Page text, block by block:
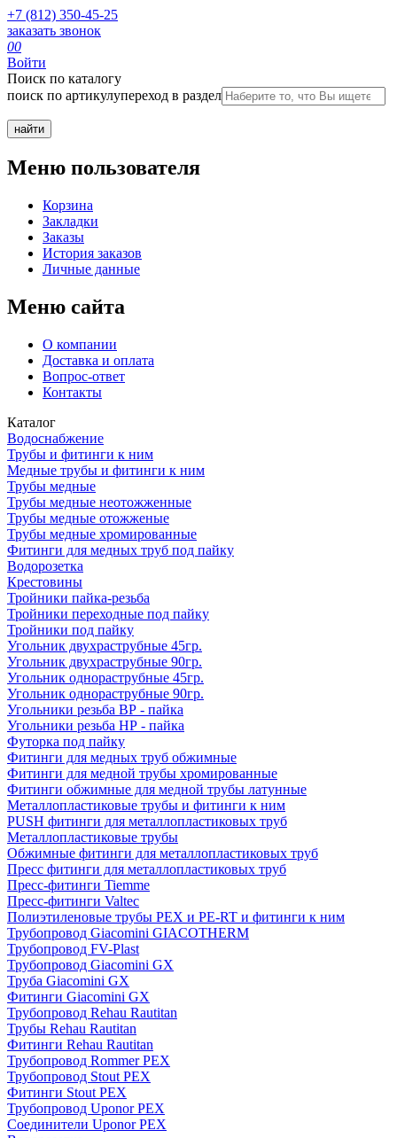
+7 (812) 350-45-25
заказать звонок
00
Войти
Поиск по каталогу
поиск по артикулупереход в раздел
Меню пользователя
Корзина
Закладки
Заказы
История заказов
Личные данные
Меню сайта
О компании
Доставка и оплата
Вопрос-ответ
Контакты
Каталог
Водоснабжение
Трубы и фитинги к ним
Медные трубы и фитинги к ним
Трубы медные
Трубы медные неотожженные
Трубы медные отожженые
Трубы медные хромированные
Фитинги для медных труб под пайку
Водорозетка
Крестовины
Тройники пайка-резьба
Тройники переходные под пайку
Тройники под пайку
Угольник двухраструбные 45гр.
Угольник двухраструбные 90гр.
Угольник однораструбные 45гр.
Угольник однораструбные 90гр.
Угольники резьба ВР - пайка
Угольники резьба НР - пайка
Футорка под пайку
Фитинги для медных труб обжимные
Фитинги для медной трубы хромированные
Фитинги обжимные для медной трубы латунные
Металлопластиковые трубы и фитинги к ним
PUSH фитинги для металлопластиковых труб
Металлопластиковые трубы
Обжимные фитинги для металлопластиковых труб
Пресс фитинги для металлопластиковых труб
Пресс-фитинги Tiemme
Пресс-фитинги Valtec
Полиэтиленовые трубы PEX и PE-RT и фитинги к ним
Трубопровод Giacomini GIACOTHERM
Трубопровод FV-Plast
Трубопровод Giacomini GX
Труба Giacomini GX
Фитинги Giacomini GX
Трубопровод Rehau Rautitan
Трубы Rehau Rautitan
Фитинги Rehau Rautitan
Трубопровод Rommer PEX
Трубопровод Stout PEX
Фитинги Stout PEX
Трубопровод Uponor PEX
Соединители Uponor PEX